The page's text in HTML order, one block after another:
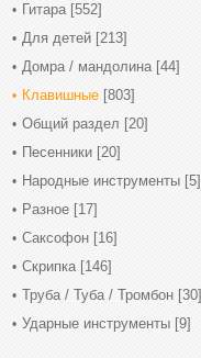
Гитара [552]
Для детей [213]
Домра / мандолина [44]
Клавишные [803]
Общий раздел [20]
Песенники [20]
Народные инструменты [5]
Разное [17]
Саксофон [16]
Скрипка [146]
Труба / Туба / Тромбон [30]
Ударные инструменты [9]